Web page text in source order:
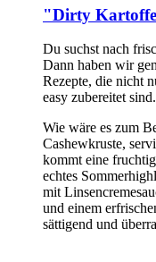
"Dirty
Du suchst nach
Dann haben wir
Rezepte, die nicht
easy zubereitet sind.
Wie wäre es zum
Cashewkruste,
kommt eine
echtes
mit
und einem
sättigend und